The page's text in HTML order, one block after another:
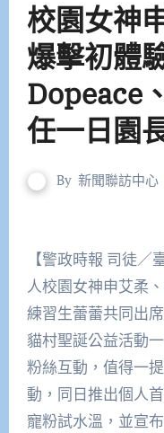
校園女神
爆擊初體
Dopeace
任一日園
By 新聞聯訪中心
【警政時報 司徒／臺北報導】玩樂主義娛樂旗下藝
人校園女神申艾柔
練習生蕾蕾共同出
貓村聖誕公益活動
粉絲互動，值得一
動，同日推出個人
寵粉試水溫，並宣